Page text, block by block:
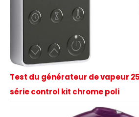
Test du générateur de vapeur
série control kit chrome poli